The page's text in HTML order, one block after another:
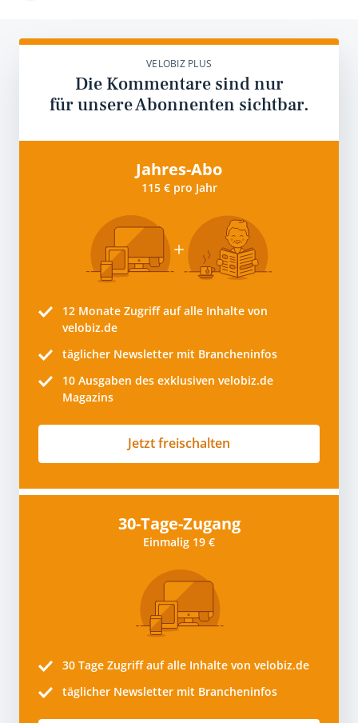
VELOBIZ PLUS
Die Kommentare sind nur
für unsere Abonnenten sichtbar.
Jahres-Abo
115 € pro Jahr
12 Monate Zugriff auf alle Inhalte von
velobiz.de
täglicher Newsletter mit Brancheninfos
10 Ausgaben des exklusiven velobiz.de
Magazins
Jetzt freischalten
30-Tage-Zugang
Einmalig 19 €
30 Tage Zugriff auf alle Inhalte von velobiz.de
täglicher Newsletter mit Brancheninfos